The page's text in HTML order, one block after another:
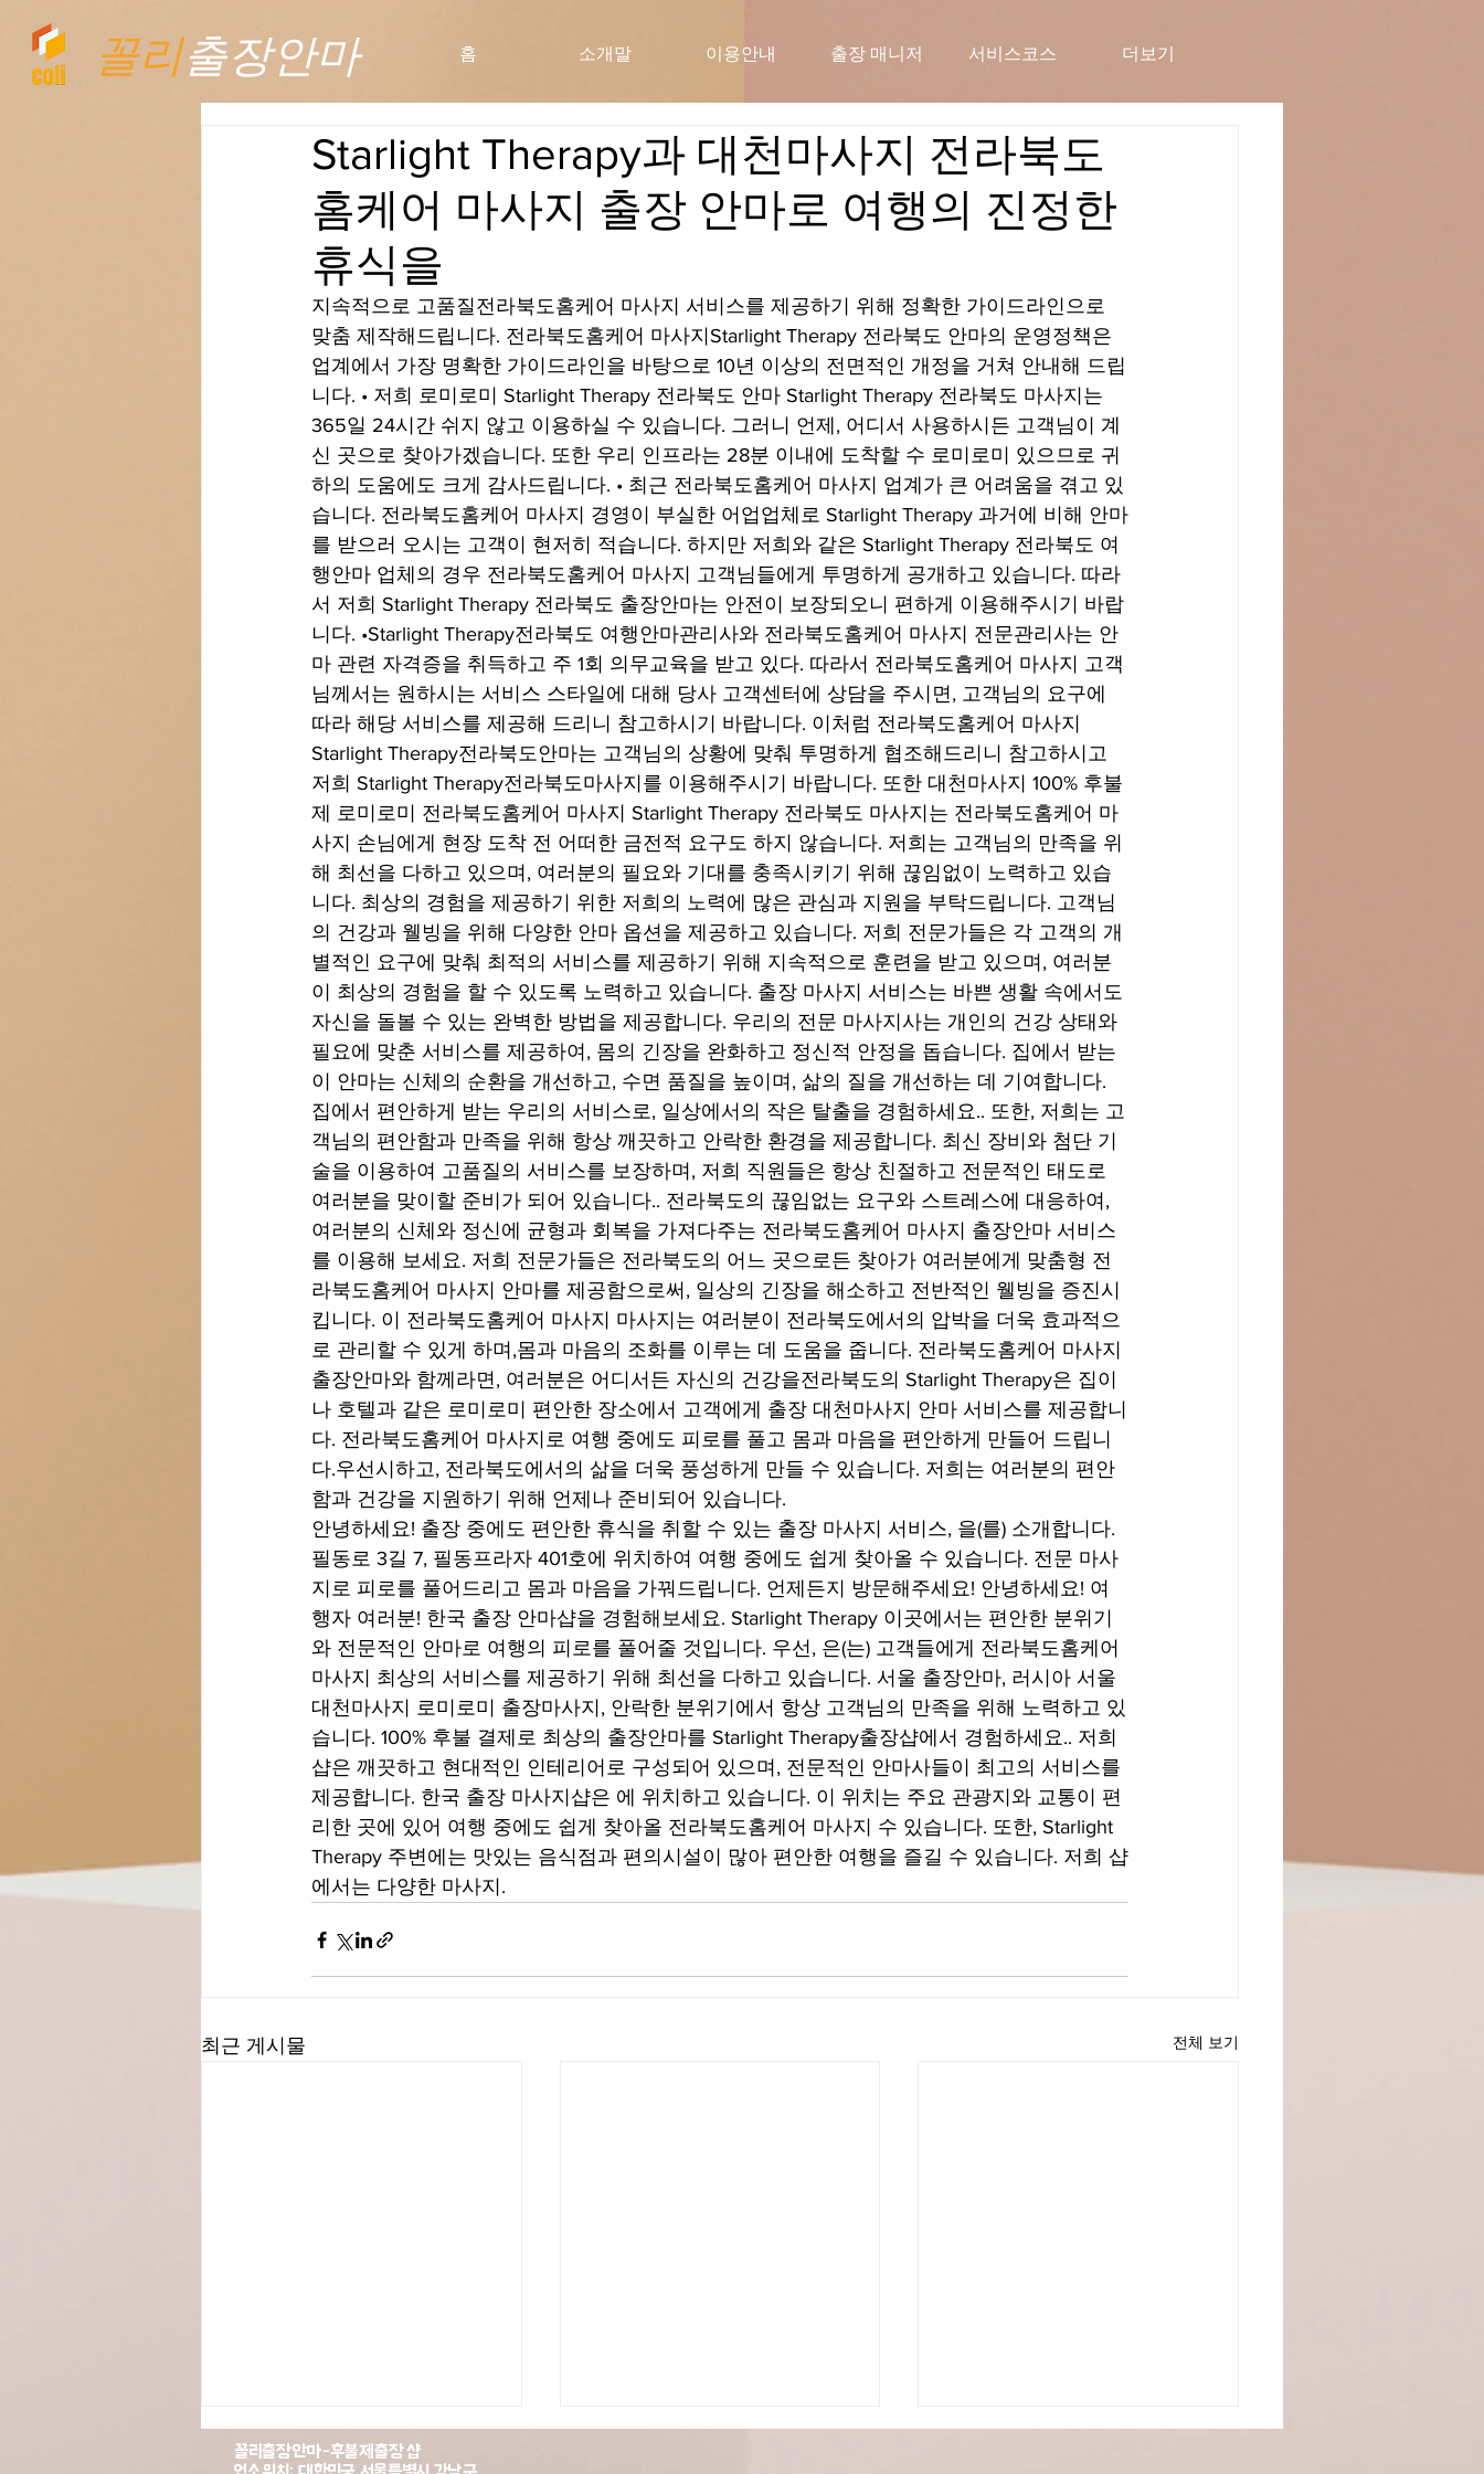
꼴리출장안마 홈 소개말 이용안내 출장 매니저 서비스코스 더보기
Starlight Therapy과 대천마사지 전라북도
홈케어 마사지 출장 안마로 여행의 진정한
휴식을
지속적으로 고품질전라북도홈케어 마사지 서비스를 제공하기 위해 정확한 가이드라인으로
맞춤 제작해드립니다. 전라북도홈케어 마사지Starlight Therapy 전라북도 안마의 운영정책은
업계에서 가장 명확한 가이드라인을 바탕으로 10년 이상의 전면적인 개정을 거쳐 안내해 드립
니다. • 저희 로미로미 Starlight Therapy 전라북도 안마 Starlight Therapy 전라북도 마사지는
365일 24시간 쉬지 않고 이용하실 수 있습니다. 그러니 언제, 어디서 사용하시든 고객님이 계
신 곳으로 찾아가겠습니다. 또한 우리 인프라는 28분 이내에 도착할 수 로미로미 있으므로 귀
하의 도움에도 크게 감사드립니다. • 최근 전라북도홈케어 마사지 업계가 큰 어려움을 겪고 있
습니다. 전라북도홈케어 마사지 경영이 부실한 어업업체로 Starlight Therapy 과거에 비해 안마
를 받으러 오시는 고객이 현저히 적습니다. 하지만 저희와 같은 Starlight Therapy 전라북도 여
행안마 업체의 경우 전라북도홈케어 마사지 고객님들에게 투명하게 공개하고 있습니다. 따라
서 저희 Starlight Therapy 전라북도 출장안마는 안전이 보장되오니 편하게 이용해주시기 바랍
니다. •Starlight Therapy전라북도 여행안마관리사와 전라북도홈케어 마사지 전문관리사는 안
마 관련 자격증을 취득하고 주 1회 의무교육을 받고 있다. 따라서 전라북도홈케어 마사지 고객
님께서는 원하시는 서비스 스타일에 대해 당사 고객센터에 상담을 주시면, 고객님의 요구에
따라 해당 서비스를 제공해 드리니 참고하시기 바랍니다. 이처럼 전라북도홈케어 마사지
Starlight Therapy전라북도안마는 고객님의 상황에 맞춰 투명하게 협조해드리니 참고하시고
저희 Starlight Therapy전라북도마사지를 이용해주시기 바랍니다. 또한 대천마사지 100% 후불
제 로미로미 전라북도홈케어 마사지 Starlight Therapy 전라북도 마사지는 전라북도홈케어 마
사지 손님에게 현장 도착 전 어떠한 금전적 요구도 하지 않습니다. 저희는 고객님의 만족을 위
해 최선을 다하고 있으며, 여러분의 필요와 기대를 충족시키기 위해 끊임없이 노력하고 있습
니다. 최상의 경험을 제공하기 위한 저희의 노력에 많은 관심과 지원을 부탁드립니다. 고객님
의 건강과 웰빙을 위해 다양한 안마 옵션을 제공하고 있습니다. 저희 전문가들은 각 고객의 개
별적인 요구에 맞춰 최적의 서비스를 제공하기 위해 지속적으로 훈련을 받고 있으며, 여러분
이 최상의 경험을 할 수 있도록 노력하고 있습니다. 출장 마사지 서비스는 바쁜 생활 속에서도
자신을 돌볼 수 있는 완벽한 방법을 제공합니다. 우리의 전문 마사지사는 개인의 건강 상태와
필요에 맞춘 서비스를 제공하여, 몸의 긴장을 완화하고 정신적 안정을 돕습니다. 집에서 받는
이 안마는 신체의 순환을 개선하고, 수면 품질을 높이며, 삶의 질을 개선하는 데 기여합니다.
집에서 편안하게 받는 우리의 서비스로, 일상에서의 작은 탈출을 경험하세요.. 또한, 저희는 고
객님의 편안함과 만족을 위해 항상 깨끗하고 안락한 환경을 제공합니다. 최신 장비와 첨단 기
술을 이용하여 고품질의 서비스를 보장하며, 저희 직원들은 항상 친절하고 전문적인 태도로
여러분을 맞이할 준비가 되어 있습니다.. 전라북도의 끊임없는 요구와 스트레스에 대응하여,
여러분의 신체와 정신에 균형과 회복을 가져다주는 전라북도홈케어 마사지 출장안마 서비스
를 이용해 보세요. 저희 전문가들은 전라북도의 어느 곳으로든 찾아가 여러분에게 맞춤형 전
라북도홈케어 마사지 안마를 제공함으로써, 일상의 긴장을 해소하고 전반적인 웰빙을 증진시
킵니다. 이 전라북도홈케어 마사지 마사지는 여러분이 전라북도에서의 압박을 더욱 효과적으
로 관리할 수 있게 하며,몸과 마음의 조화를 이루는 데 도움을 줍니다. 전라북도홈케어 마사지
출장안마와 함께라면, 여러분은 어디서든 자신의 건강을전라북도의 Starlight Therapy은 집이
나 호텔과 같은 로미로미 편안한 장소에서 고객에게 출장 대천마사지 안마 서비스를 제공합니
다. 전라북도홈케어 마사지로 여행 중에도 피로를 풀고 몸과 마음을 편안하게 만들어 드립니
다.우선시하고, 전라북도에서의 삶을 더욱 풍성하게 만들 수 있습니다. 저희는 여러분의 편안
함과 건강을 지원하기 위해 언제나 준비되어 있습니다.
안녕하세요! 출장 중에도 편안한 휴식을 취할 수 있는 출장 마사지 서비스, 을(를) 소개합니다.
필동로 3길 7, 필동프라자 401호에 위치하여 여행 중에도 쉽게 찾아올 수 있습니다. 전문 마사
지로 피로를 풀어드리고 몸과 마음을 가꿔드립니다. 언제든지 방문해주세요! 안녕하세요! 여
행자 여러분! 한국 출장 안마샵을 경험해보세요. Starlight Therapy 이곳에서는 편안한 분위기
와 전문적인 안마로 여행의 피로를 풀어줄 것입니다. 우선, 은(는) 고객들에게 전라북도홈케어
마사지 최상의 서비스를 제공하기 위해 최선을 다하고 있습니다. 서울 출장안마, 러시아 서울
대천마사지 로미로미 출장마사지, 안락한 분위기에서 항상 고객님의 만족을 위해 노력하고 있
습니다. 100% 후불 결제로 최상의 출장안마를 Starlight Therapy출장샵에서 경험하세요.. 저희
샵은 깨끗하고 현대적인 인테리어로 구성되어 있으며, 전문적인 안마사들이 최고의 서비스를
제공합니다. 한국 출장 마사지샵은 에 위치하고 있습니다. 이 위치는 주요 관광지와 교통이 편
리한 곳에 있어 여행 중에도 쉽게 찾아올 전라북도홈케어 마사지 수 있습니다. 또한, Starlight
Therapy 주변에는 맛있는 음식점과 편의시설이 많아 편안한 여행을 즐길 수 있습니다. 저희 샵
에서는 다양한 마사지.
최근 게시물 전체 보기
꼴리출장안마-후불제출장샵​